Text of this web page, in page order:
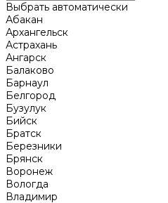
Выбрать автоматически
Абакан
Архангельск
Астрахань
Ангарск
Балаково
Барнаул
Белгород
Бузулук
Бийск
Братск
Березники
Брянск
Воронеж
Вологда
Владимир